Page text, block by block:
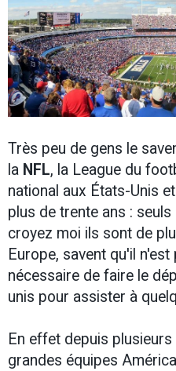
Très peu de gens le
la NFL, la League du
national aux États-Unis et
plus de trente ans :
croyez moi ils sont de
Europe, savent qu'il
nécessaire de faire le
unis pour assister à
En effet depuis
grandes équipes